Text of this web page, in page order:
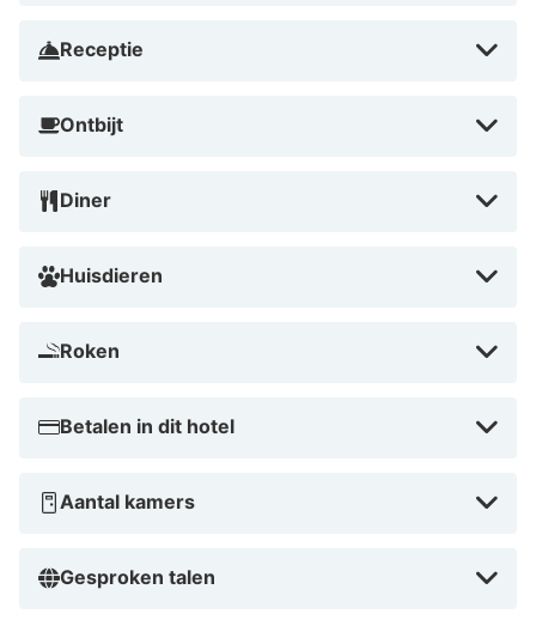
Receptie
Ontbijt
Diner
Huisdieren
Roken
Betalen in dit hotel
Aantal kamers
Gesproken talen